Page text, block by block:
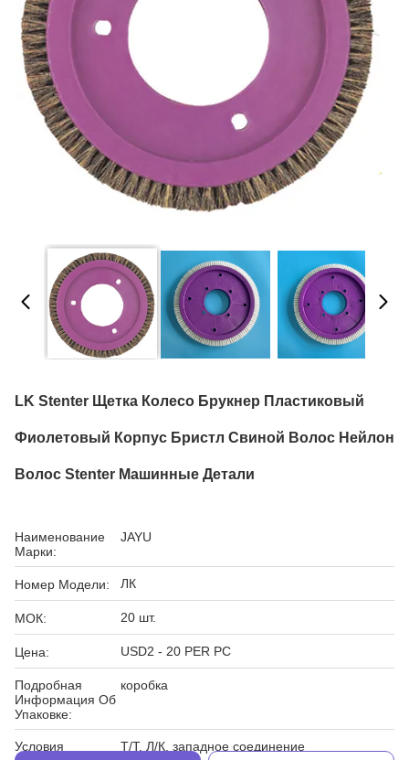
LK Stenter Щетка Колесо Брукнер Пластиковый
Фиолетовый Корпус Бристл Свиной Волос Нейлон
Волос Stenter Машинные Детали
Наименование
Марки:
JAYU
Номер Модели: ЛК
МОК: 20 шт.
Цена: USD2 - 20 PER PC
Подробная
Информация Об
Упаковке:
коробка
Условия
Т/Т, Л/К, западное соединение